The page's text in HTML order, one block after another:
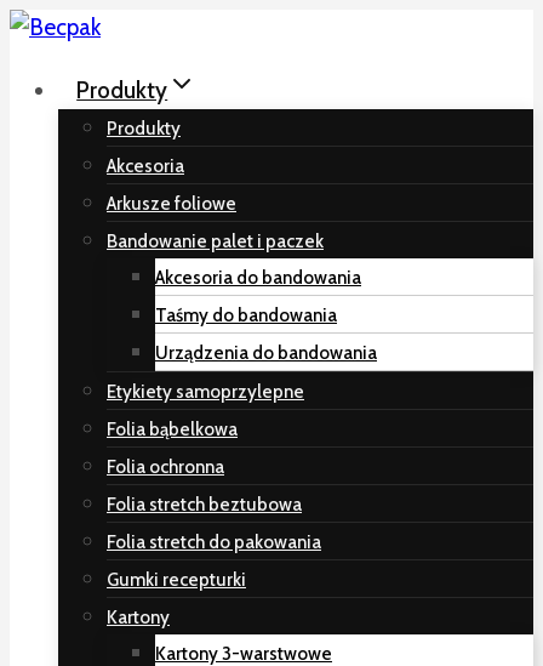
Przeskocz
treści
Produkty
Produkty
Akcesoria
Arkusze foliowe
Bandowanie palet i paczek
Akcesoria do bandowania
Taśmy do bandowania
Urządzenia do bandowania
Etykiety samoprzylepne
Folia bąbelkowa
Folia ochronna
Folia stretch beztubowa
Folia stretch do pakowania
Gumki recepturki
Kartony
Kartony 3-warstwowe